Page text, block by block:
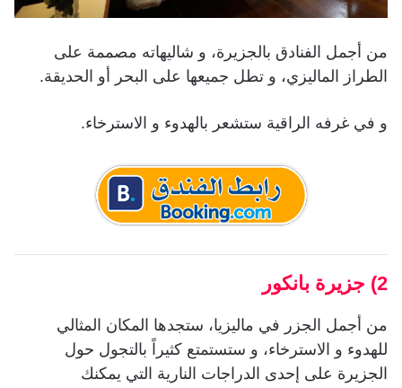
من أجمل الفنادق بالجزيرة، و شاليهاته مصممة على
الطراز الماليزي، و تطل جميعها على البحر أو الحديقة.
و في غرفه الراقية ستشعر بالهدوء و الاسترخاء.
2) جزيرة بانكور
من أجمل الجزر في ماليزيا، ستجدها المكان المثالي
للهدوء و الاسترخاء، و ستستمتع كثيراً بالتجول حول
الجزيرة على إحدى الدراجات النارية التي يمكنك